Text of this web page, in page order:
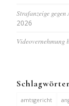
Strafanzeige
2026
Videovernehmung
Schlagwörter
amtsgericht